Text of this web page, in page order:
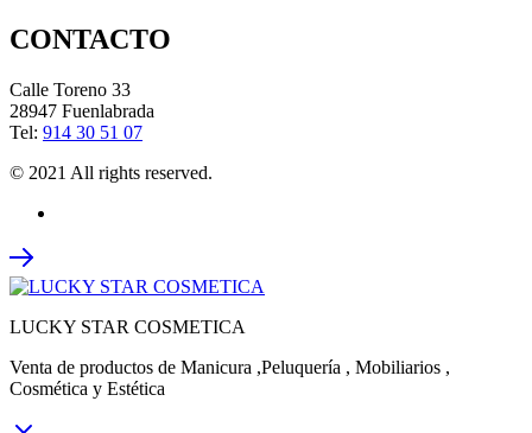
CONTACTO
Calle Toreno 33
28947 Fuenlabrada
Tel: 914 30 51 07
© 2021 All rights reserved.
LUCKY STAR COSMETICA
Venta de productos de Manicura ,Peluquería , Mobiliarios ,
Cosmética y Estética